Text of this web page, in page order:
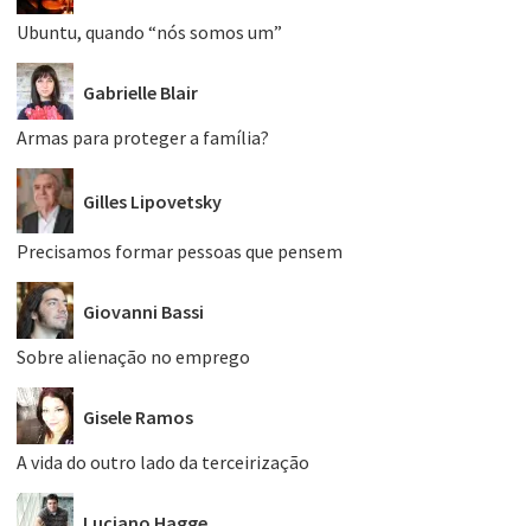
Ubuntu, quando “nós somos um”
Gabrielle Blair
Armas para proteger a família?
Gilles Lipovetsky
Precisamos formar pessoas que pensem
Giovanni Bassi
Sobre alienação no emprego
Gisele Ramos
A vida do outro lado da terceirização